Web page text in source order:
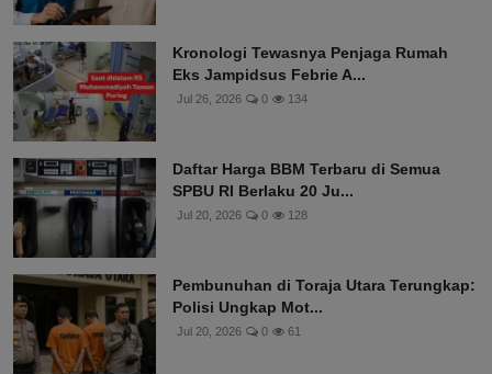
Kronologi Tewasnya Penjaga Rumah
Eks Jampidsus Febrie A...
Jul 26, 2026 0 134
Daftar Harga BBM Terbaru di Semua
SPBU RI Berlaku 20 Ju...
Jul 20, 2026 0 128
Pembunuhan di Toraja Utara Terungkap:
Polisi Ungkap Mot...
Jul 20, 2026 0 61